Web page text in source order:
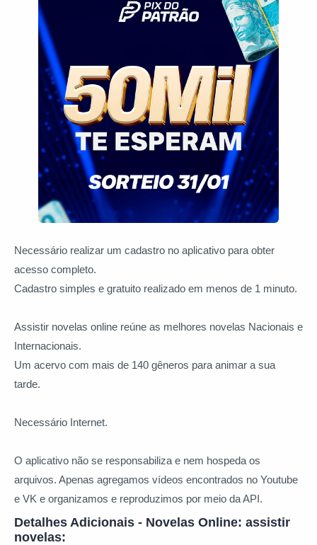
Necessário realizar um cadastro no aplicativo para obter
acesso completo.
Cadastro simples e gratuito realizado em menos de 1 minuto.
Assistir novelas online reúne as melhores novelas Nacionais e
Internacionais.
Um acervo com mais de 140 gêneros para animar a sua
tarde.
Necessário Internet.
O aplicativo não se responsabiliza e nem hospeda os
arquivos. Apenas agregamos vídeos encontrados no Youtube
e VK e organizamos e reproduzimos por meio da API.
Detalhes Adicionais - Novelas Online: assistir
novelas: